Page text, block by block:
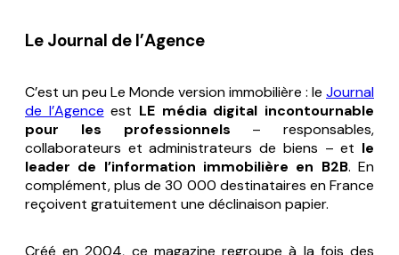
Le Journal de l’Agence
C’est un peuLe Monde version immobilière : le Journal
de l’Agence est LE média digital incontournable
pour les professionnels – responsables,
collaborateurs et administrateurs de biens – et le
leader de l’information immobilière en B2B. En
complément, plus de 30 000 destinataires en France
reçoivent gratuitement une déclinaison papier.
Créé en 2004, ce magazine regroupe à la fois des